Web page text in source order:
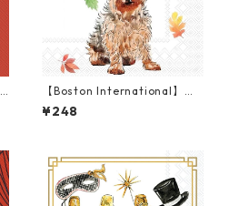
【Boston International】バ
ラ売り2枚 カクテルサイズ ペ
ーパーナプキン Autumn Favo
¥248